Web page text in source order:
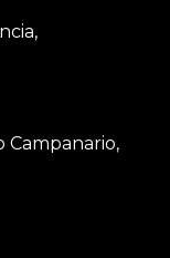
Campanario,